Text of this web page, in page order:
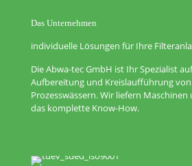
Das Unternehmen
individuelle Lösungen für Ihre
Die Abwa-tec GmbH ist Ihr Spezialist
Aufbereitung und Kreislaufführung
Prozesswässern. Wir liefern
das komplette Know-How.